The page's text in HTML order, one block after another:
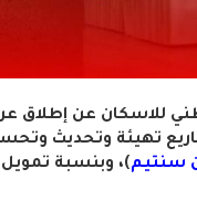
للاسكان عن